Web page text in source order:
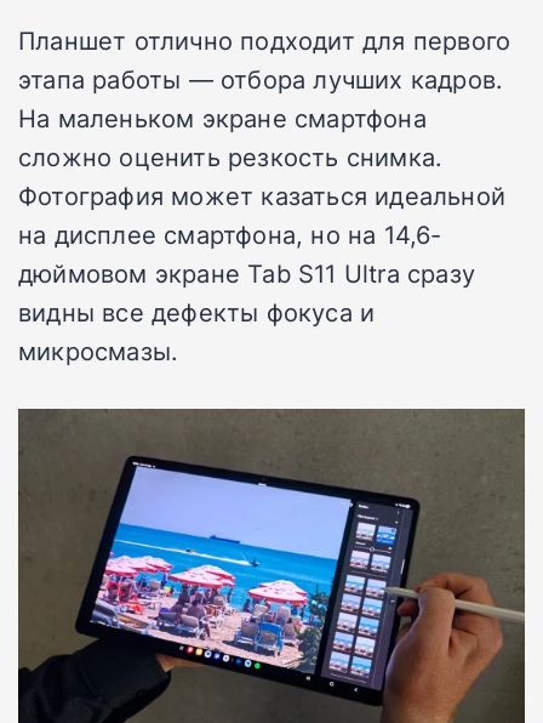
Планшет отлично подходит для первого
этапа работы — отбора лучших кадров.
На маленьком экране смартфона
сложно оценить резкость снимка.
Фотография может казаться идеальной
на дисплее смартфона, но на 14,6-
дюймовом экране Tab S11 Ultra сразу
видны все дефекты фокуса и
микросмазы.